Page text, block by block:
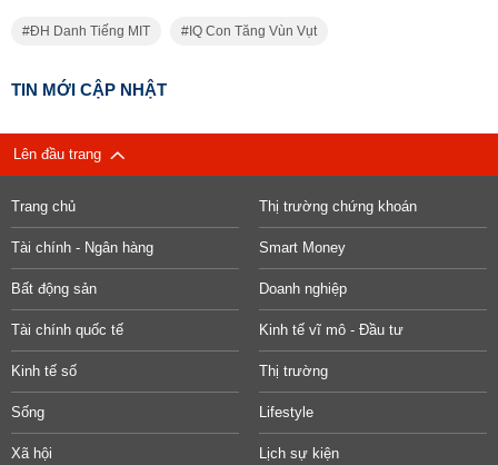
ĐH Danh Tiếng MIT IQ Con Tăng Vùn Vụt
TIN MỚI CẬP NHẬT
Lên đầu trang
Trang chủ Thị trường chứng khoán
Tài chính - Ngân hàng Smart Money
Bất động sản Doanh nghiệp
Tài chính quốc tế Kinh tế vĩ mô - Đầu tư
Kinh tế số Thị trường
Sống Lifestyle
Xã hội Lịch sự kiện